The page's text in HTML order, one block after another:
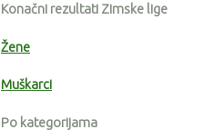
Konačni rezultati Zimske lige
Žene
Muškarci
Po kategorijama